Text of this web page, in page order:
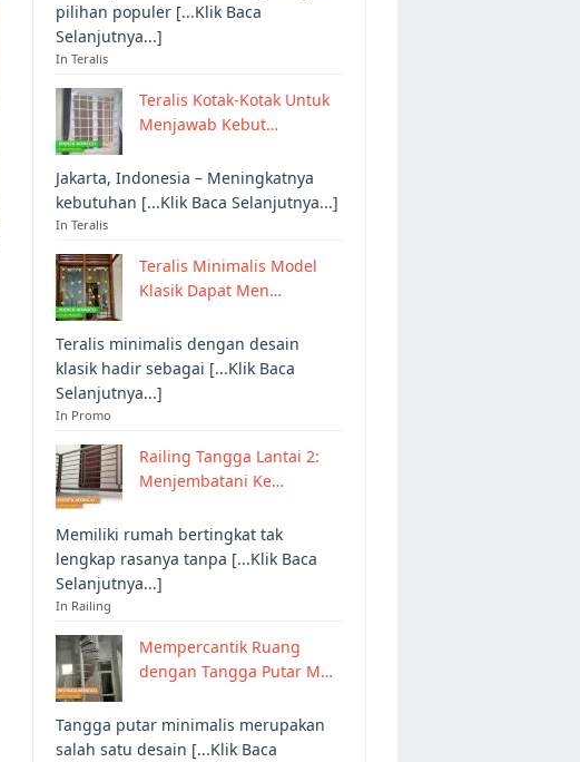
pilihan populer [...Klik Baca
Selanjutnya...]
In Teralis
Teralis Kotak-Kotak Untuk
Menjawab Kebut…
Jakarta, Indonesia – Meningkatnya
kebutuhan [...Klik Baca Selanjutnya...]
In Teralis
Teralis Minimalis Model
Klasik Dapat Men…
Teralis minimalis dengan desain
klasik hadir sebagai [...Klik Baca
Selanjutnya...]
In Promo
Railing Tangga Lantai 2:
Menjembatani Ke…
Memiliki rumah bertingkat tak
lengkap rasanya tanpa [...Klik Baca
Selanjutnya...]
In Railing
Mempercantik Ruang
dengan Tangga Putar M…
Tangga putar minimalis merupakan
salah satu desain [...Klik Baca